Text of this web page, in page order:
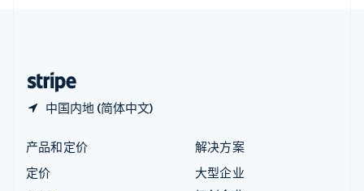
中国内地 (简体中文)
产品和定价
定价
解决方案
大型企业